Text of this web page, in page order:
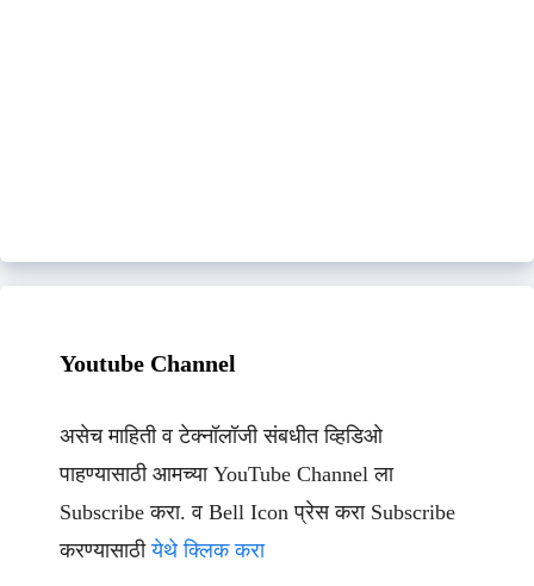
Youtube Channel
असेच माहिती व टेक्नॉलॉजी संबधीत व्हिडिओ
पाहण्यासाठी आमच्या YouTube Channel ला
Subscribe करा. व Bell Icon प्रेस करा Subscribe
करण्यासाठीयेथे क्लिक करा